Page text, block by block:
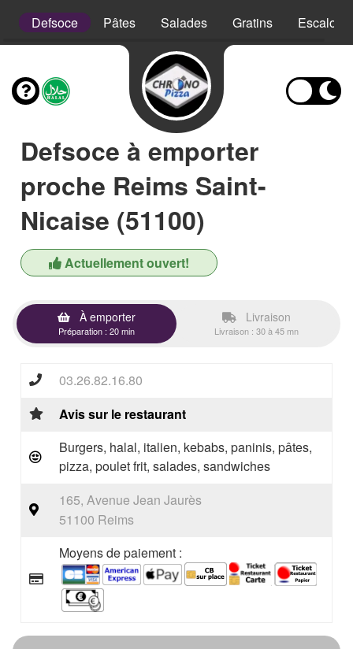
Defsoce Pâtes Salades Gratins
Defsoce à emporter
proche Reims Saint-
Nicaise (51100)
Actuellement ouvert!
À emporter
Préparation : 20 min
Livraison
Livraison : 30 à 45 mn
03.26.82.16.80
Avis sur le restaurant
Burgers, halal, italien, kebabs, paninis, pâtes,
pizza, poulet frit, salades, sandwiches
165, Avenue Jean Jaurès
51100 Reims
Moyens de paiement :